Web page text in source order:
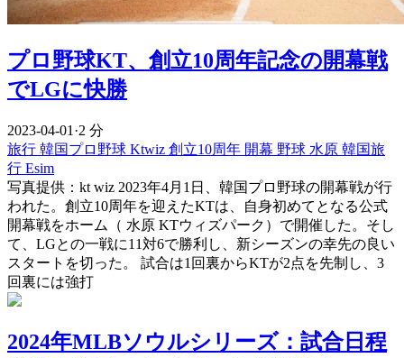
プロ野球KT、創立10周年記念の開幕戦
でLGに快勝
2023-04-01 ·2 分
旅行 韓国プロ野球 Ktwiz 創立10周年 開幕 野球 水原 韓国旅
行 Esim
写真提供：kt wiz 2023年4月1日、韓国プロ野球の開幕戦が行
われた。創立10周年を迎えたKTは、自身初めてとなる公式
開幕戦をホーム（ 水原 KTウィズパーク）で開催した。そし
て、LGとの一戦に11対6で勝利し、新シーズンの幸先の良い
スタートを切った。 試合は1回裏からKTが2点を先制し、3
回裏には強打
2024年MLBソウルシリーズ：試合日程